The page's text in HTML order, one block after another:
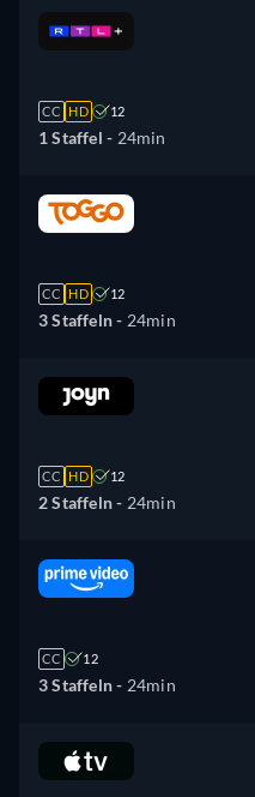
CC HD 12
1 Staffel - 24min
CC HD 12
3 Staffeln - 24min
CC HD 12
2 Staffeln - 24min
CC 12
3 Staffeln - 24min